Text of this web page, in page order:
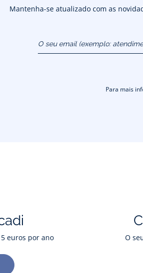
Mantenha-se atualizado com as
Para mais
euros por ano O